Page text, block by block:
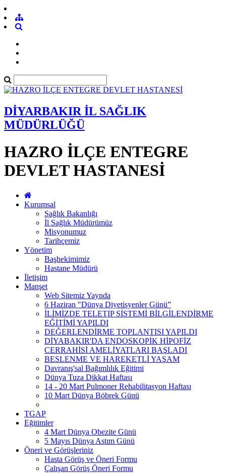
DİYARBAKIR İL SAĞLIK
MÜDÜRLÜĞÜ
HAZRO İLÇE ENTEGRE
DEVLET HASTANESİ
Kurumsal
Sağlık Bakanlığı
İl Sağlık Müdürümüz
Misyonumuz
Tarihçemiz
Yönetim
Başhekimimiz
Hastane Müdürü
İletişim
Manşet
Web Sitemiz Yaynda
6 Haziran "Dünya Diyetisyenler Günü”
İLİMİZDE TELETIP SİSTEMİ BİLGİLENDİRME
EĞİTİMİ YAPILDI
DEĞERLENDİRME TOPLANTISI YAPILDI
DİYABAKIR'DA ENDOSKOPİK HİPOFİZ
CERRAHİSİ AMELİYATLARI BAŞLADI
BESLENME VE HAREKETLİ YAŞAM
Davranış'sal Bağımlılık Eğitimi
Dünya Tuza Dikkat Haftası
14 - 20 Mart Pulmoner Rehabilitasyon Haftası
10 Mart Dünya Böbrek Günü
TGAP
Eğitimler
4 Mart Dünya Obezite Günü
5 Mayıs Dünya Astım Günü
Öneri ve Görüşleriniz
Hasta Görüş ve Öneri Formu
Çalışan Görüş Öneri Formu